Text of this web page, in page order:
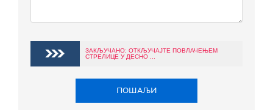
ЗАКЉУЧАНО: ОТКЉУЧАЈТЕ ПОВЛАЧЕЊЕМ
СТРЕЛИЦЕ У ДЕСНО ...
ПОШАЉИ